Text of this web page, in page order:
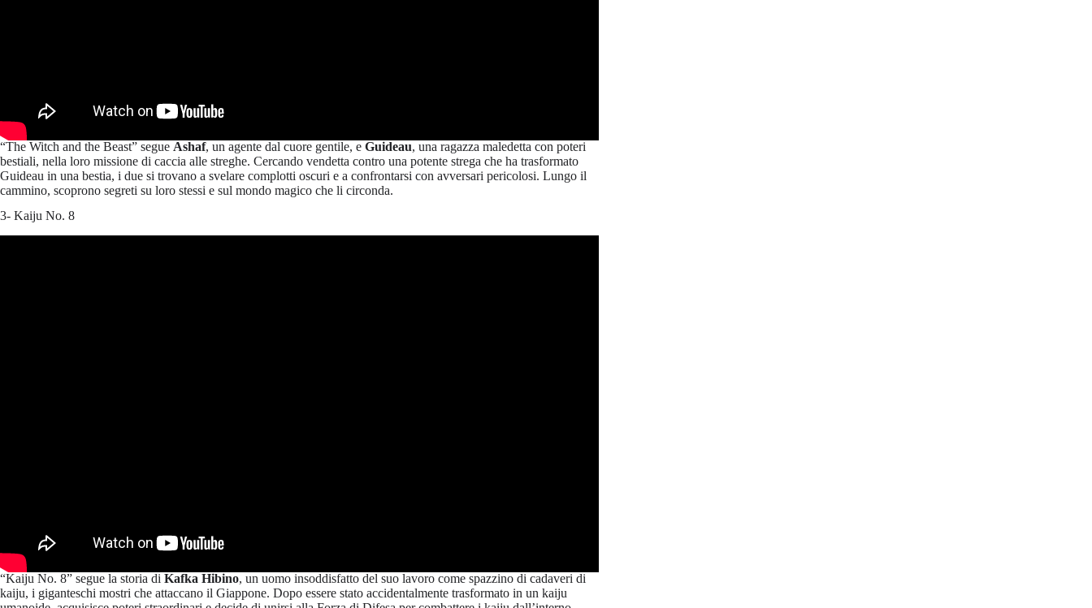
“The Witch and the Beast” segue Ashaf, un agente dal cuore gentile, e Guideau, una ragazza maledetta con poteri
bestiali, nella loro missione di caccia alle streghe. Cercando vendetta contro una potente strega che ha trasformato
Guideau in una bestia, i due si trovano a svelare complotti oscuri e a confrontarsi con avversari pericolosi. Lungo il
cammino, scoprono segreti su loro stessi e sul mondo magico che li circonda.
3- Kaiju No. 8
“Kaiju No. 8” segue la storia di Kafka Hibino, un uomo insoddisfatto del suo lavoro come spazzino di cadaveri di
kaiju, i giganteschi mostri che attaccano il Giappone. Dopo essere stato accidentalmente trasformato in un kaiju